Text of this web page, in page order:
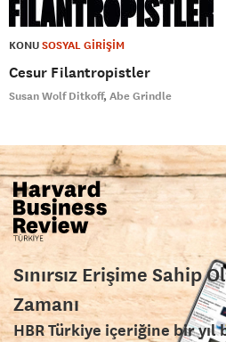
KONUSOSYAL GİRİŞİM
Cesur Filantropistler
Susan Wolf Ditkoff Abe Grindle
Sınırsız Erişime Sahip
Zamanı
HBR Türkiye içeriğine bir yıl